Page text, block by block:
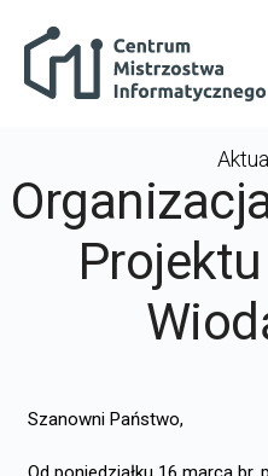
Szanowni Państwo,